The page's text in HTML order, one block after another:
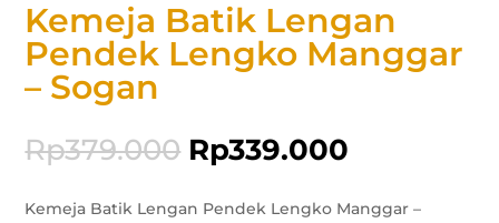
Kemeja Batik Lengan
Pendek Lengko Manggar
– Sogan
Rp379.000 Rp339.000
Kemeja Batik Lengan Pendek Lengko Manggar –